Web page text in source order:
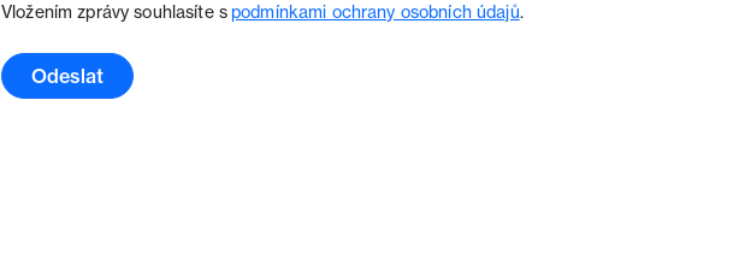
Vložením zprávy souhlasíte spodmínkami ochrany osobních údajů.
Odeslat